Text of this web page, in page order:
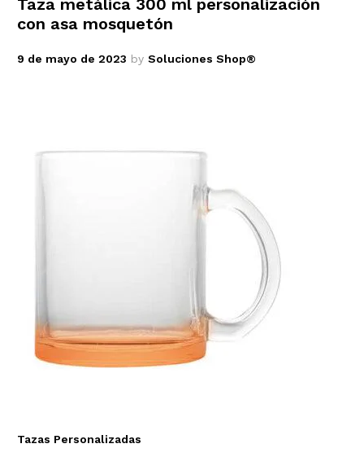
Taza metálica 300 ml personalización
con asa mosquetón
9 de mayo de 2023 by Soluciones Shop®
Tazas Personalizadas